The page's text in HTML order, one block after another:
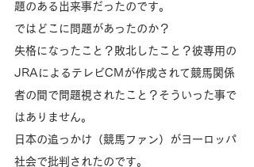
題のある出来事だったのです。
ではどこに問題があったのか？
失格になったこと？敗北したこと？彼専用の
JRAによるテレビCMが作成されて競馬関係
者の間で問題視されたこと？そういった事で
はありません。
日本の追っかけ（競馬ファン）がヨーロッパ
社会で批判されたのです。